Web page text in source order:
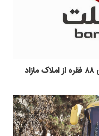
برگزاری مزایده عمومی ۸۸ فقره از املاک مازاد